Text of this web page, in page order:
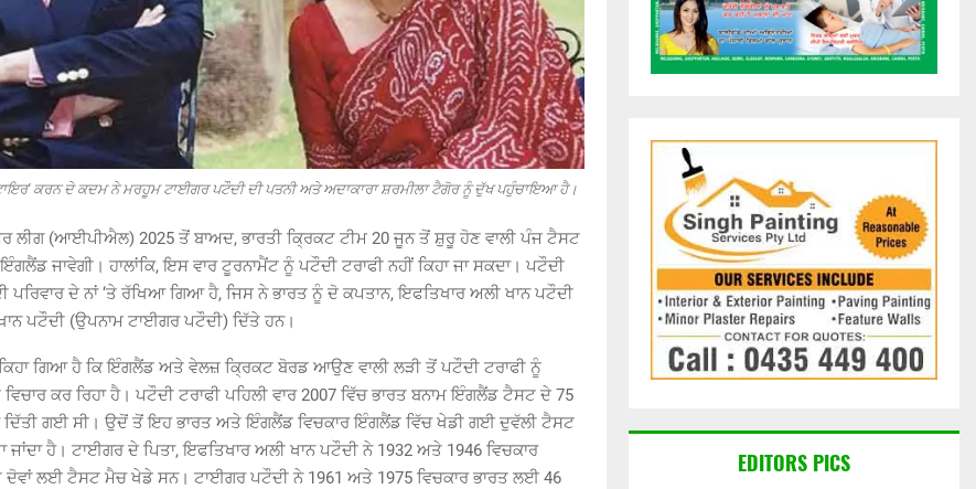
ਕਰਨ ਦੇ ਕਦਮ ਨੇ ਮਰਹੂਮ ਟਾਈਗਰ ਪਟੌਦੀ ਦੀ ਪਤਨੀ ਅਤੇ ਅਦਾਕਾਰਾ ਸ਼ਰਮੀਲਾ ਟੈਗੋਰ ਨੂੰ ਦੁੱਖ ਪਹੁੰਚਾਇਆ ਹੈ।
ਲੀਗ (ਆਈਪੀਐਲ) 2025 ਤੋਂ ਬਾਅਦ, ਭਾਰਤੀ ਕ੍ਰਿਕਟ ਟੀਮ 20 ਜੂਨ ਤੋਂ ਸ਼ੁਰੂ ਹੋਣ ਵਾਲੀ ਪੰਜ ਟੈਸਟ
ਜਾਵੇਗੀ। ਹਾਲਾਂਕਿ, ਇਸ ਵਾਰ ਟੂਰਨਾਮੈਂਟ ਨੂੰ ਪਟੌਦੀ ਟਰਾਫੀ ਨਹੀਂ ਕਿਹਾ ਜਾ ਸਕਦਾ। ਪਟੌਦੀ
ਪਰਿਵਾਰ ਦੇ ਨਾਂ ‘ਤੇ ਰੱਖਿਆ ਗਿਆ ਹੈ, ਜਿਸ ਨੇ ਭਾਰਤ ਨੂੰ ਦੋ ਕਪਤਾਨ, ਇਫਤਿਖਾਰ ਅਲੀ ਖਾਨ ਪਟੌਦੀ
ਪਟੌਦੀ (ਉਪਨਾਮ ਟਾਈਗਰ ਪਟੌਦੀ) ਦਿੱਤੇ ਹਨ।
ਗਿਆ ਹੈ ਕਿ ਇੰਗਲੈਂਡ ਅਤੇ ਵੇਲਜ਼ ਕ੍ਰਿਕਟ ਬੋਰਡ ਆਉਣ ਵਾਲੀ ਲੜੀ ਤੋਂ ਪਟੌਦੀ ਟਰਾਫੀ ਨੂੰ
ਵਿਚਾਰ ਕਰ ਰਿਹਾ ਹੈ। ਪਟੌਦੀ ਟਰਾਫੀ ਪਹਿਲੀ ਵਾਰ 2007 ਵਿੱਚ ਭਾਰਤ ਬਨਾਮ ਇੰਗਲੈਂਡ ਟੈਸਟ ਦੇ 75
ਦਿੱਤੀ ਗਈ ਸੀ। ਉਦੋਂ ਤੋਂ ਇਹ ਭਾਰਤ ਅਤੇ ਇੰਗਲੈਂਡ ਵਿਚਕਾਰ ਇੰਗਲੈਂਡ ਵਿੱਚ ਖੇਡੀ ਗਈ ਦੁਵੱਲੀ ਟੈਸਟ
ਜਾਂਦਾ ਹੈ। ਟਾਈਗਰ ਦੇ ਪਿਤਾ, ਇਫਤਿਖਾਰ ਅਲੀ ਖਾਨ ਪਟੌਦੀ ਨੇ 1932 ਅਤੇ 1946 ਵਿਚਕਾਰ
ਲਈ ਟੈਸਟ ਮੈਚ ਖੇਡੇ ਸਨ। ਟਾਈਗਰ ਪਟੌਦੀ ਨੇ 1961 ਅਤੇ 1975 ਵਿਚਕਾਰ ਭਾਰਤ ਲਈ 46
EDITORS PICS